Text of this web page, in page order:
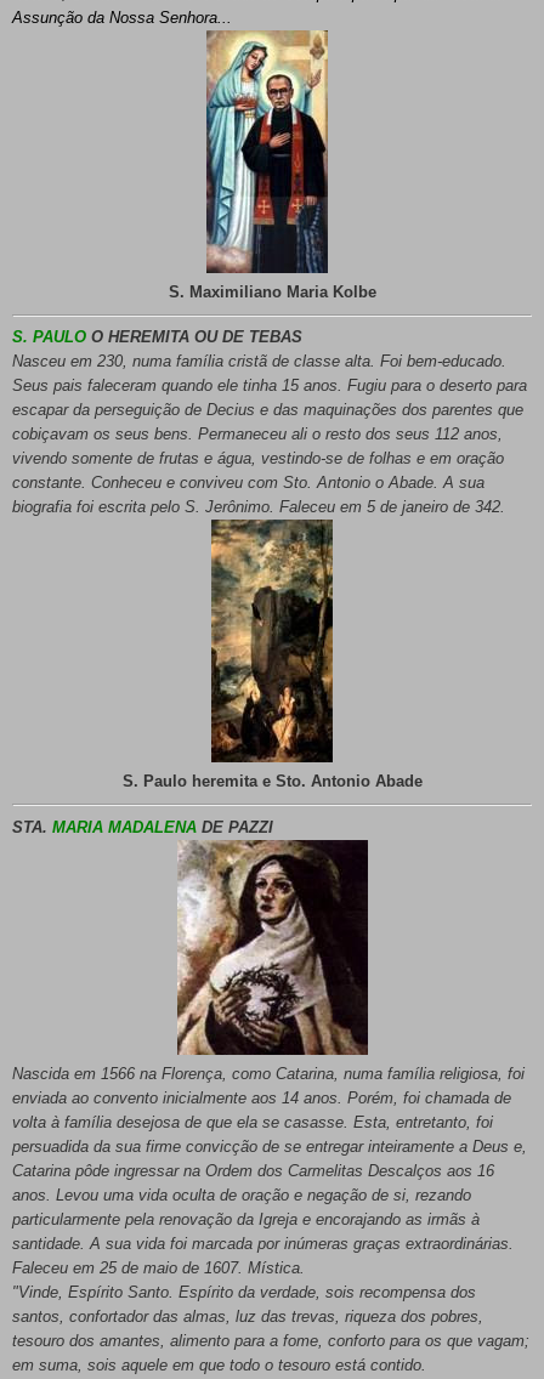
Assunção da Nossa Senhora...
S. Maximiliano Maria Kolbe
S. PAULO O HEREMITA OU DE TEBAS
Nasceu em 230, numa família cristã de classe alta. Foi bem-educado.
Seus pais faleceram quando ele tinha 15 anos. Fugiu para o deserto para
escapar da perseguição de Decius e das maquinações dos parentes que
cobiçavam os seus bens. Permaneceu ali o resto dos seus 112 anos,
vivendo somente de frutas e água, vestindo-se de folhas e em oração
constante. Conheceu e conviveu com Sto. Antonio o Abade. A sua
biografia foi escrita pelo S. Jerônimo. Faleceu em 5 de janeiro de 342.
S. Paulo heremita e Sto. Antonio Abade
STA. MARIA MADALENA DE PAZZI
Nascida em 1566 na Florença, como Catarina, numa família religiosa, foi
enviada ao convento inicialmente aos 14 anos. Porém, foi chamada de
volta à família desejosa de que ela se casasse. Esta, entretanto, foi
persuadida da sua firme convicção de se entregar inteiramente a Deus e,
Catarina pôde ingressar na Ordem dos Carmelitas Descalços aos 16
anos. Levou uma vida oculta de oração e negação de si, rezando
particularmente pela renovação da Igreja e encorajando as irmãs à
santidade. A sua vida foi marcada por inúmeras graças extraordinárias.
Faleceu em 25 de maio de 1607. Mística.
"Vinde, Espírito Santo. Espírito da verdade, sois recompensa dos
santos, confortador das almas, luz das trevas, riqueza dos pobres,
tesouro dos amantes, alimento para a fome, conforto para os que vagam;
em suma, sois aquele em que todo o tesouro está contido.